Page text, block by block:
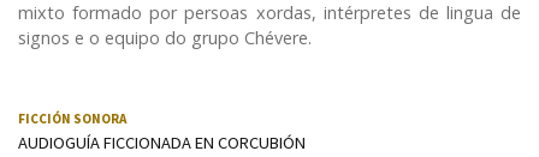
mixto formado por persoas xordas, intérpretes de lingua de
signos e o equipo do grupo Chévere.
FICCIÓN SONORA
AUDIOGUÍA FICCIONADA EN CORCUBIÓN